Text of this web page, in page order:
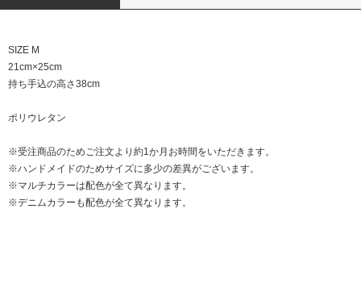
SIZE M
21cm×25cm
持ち手込の高さ38cm
ポリウレタン
※受注商品のためご注文より約1か月お時間をいただきます。
※ハンドメイドのためサイズに多少の差異がございます。
※マルチカラーは配色が全て異なります。
※デニムカラーも配色が全て異なります。